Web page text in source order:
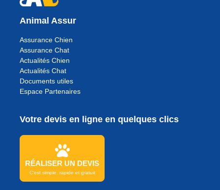
Animal Assur
Assurance Chien
Assurance Chat
Actualités Chien
Actualités Chat
Documents utiles
Espace Partenaires
Votre devis en ligne en quelques clics
RÉALISER UN DEVIS
C'est simple, rapide et gratuit